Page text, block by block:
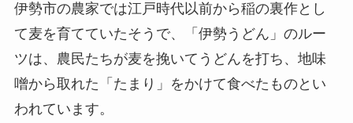
伊勢市の農家では江戸時代以前から稲の裏作とし
て麦を育てていたそうで、「伊勢うどん」のルー
ツは、農民たちが麦を挽いてうどんを打ち、地味
噌から取れた「たまり」をかけて食べたものとい
われています。